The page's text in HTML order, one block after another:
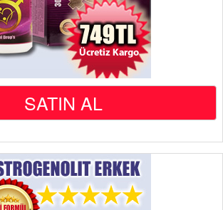
SATIN AL